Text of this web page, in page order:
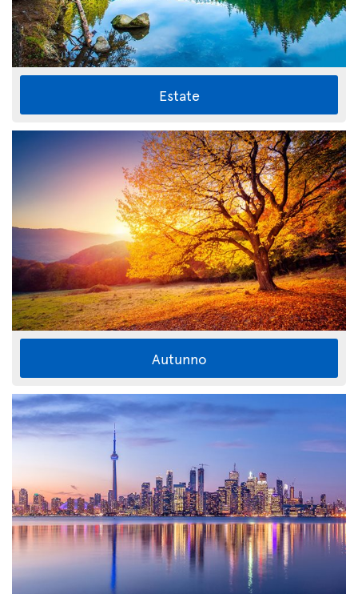
Estate
Autunno